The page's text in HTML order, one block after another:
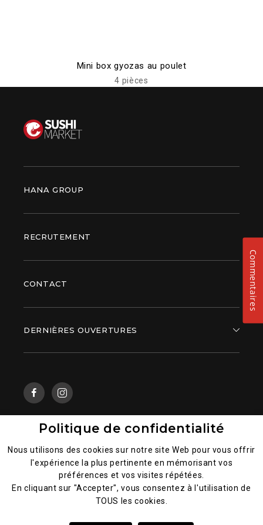
Mini box gyozas au poulet
4 pièces
HANA GROUP
RECRUTEMENT
CONTACT
DERNIÈRES OUVERTURES
Politique générale de la confidentialité des données
Index de l’égalité Femme – Homme
Politique de confidentialité
Nous utilisons des cookies sur notre site Web pour vous offrir
l'expérience la plus pertinente en mémorisant vos
préférences et vos visites répétées.
En cliquant sur "Accepter", vous consentez à l'utilisation de
TOUS les cookies.
Commentaires